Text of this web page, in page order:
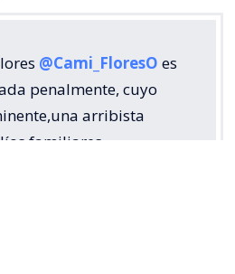
@Cami_FloresO es
penalmente, cuyo
arribista
familiares